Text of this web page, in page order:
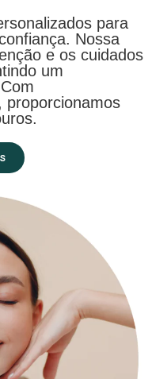
para
Nossa
e os cuidados
um
proporcionamos